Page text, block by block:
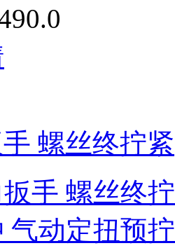
螺丝终拧紧
手 螺丝终
气动定扭预